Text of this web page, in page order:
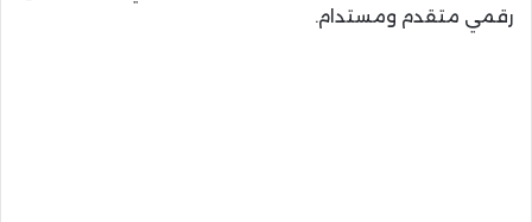
رقمي متقدم ومستدام.